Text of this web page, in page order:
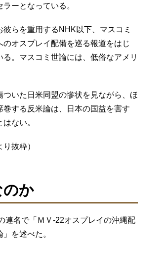
ーとなっている。
らを重用するNHK以下、マスコミ
オスプレイ配備を巡る報道をはじ
。マスコミ世論には、低俗なアメリ
いた日米同盟の惨状を見ながら、ほ
する反米論は、日本の国益を害す
ない。
抜粋）
のか
連名で「ＭＶ-22オスプレイの沖縄配
を述べた。